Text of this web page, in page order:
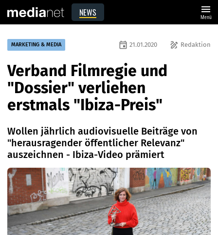
NEWS menu
Menü
MARKETING & MEDIA draw Redaktion
event 21.01.2020
Verband Filmregie und
"Dossier" verliehen
erstmals "Ibiza-Preis"
Wollen jährlich audiovisuelle Beiträge von
"herausragender öffentlicher Relevanz"
auszeichnen - Ibiza-Video prämiert